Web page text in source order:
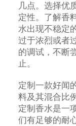
几点。选择优
定性。了解香
水出现不稳定
过于浓烈或者
的调试，不断
止。
定制一款好闻
料及其混合比
定制香水是一
们有足够的耐